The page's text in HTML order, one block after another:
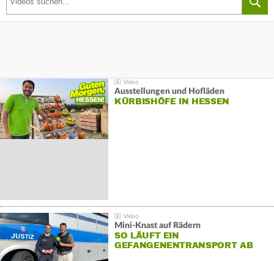
Ausstellungen und Hofläden
KÜRBISHÖFE IN HESSEN
Mini-Knast auf Rädern
SO LÄUFT EIN
GEFANGENENTRANSPORT AB